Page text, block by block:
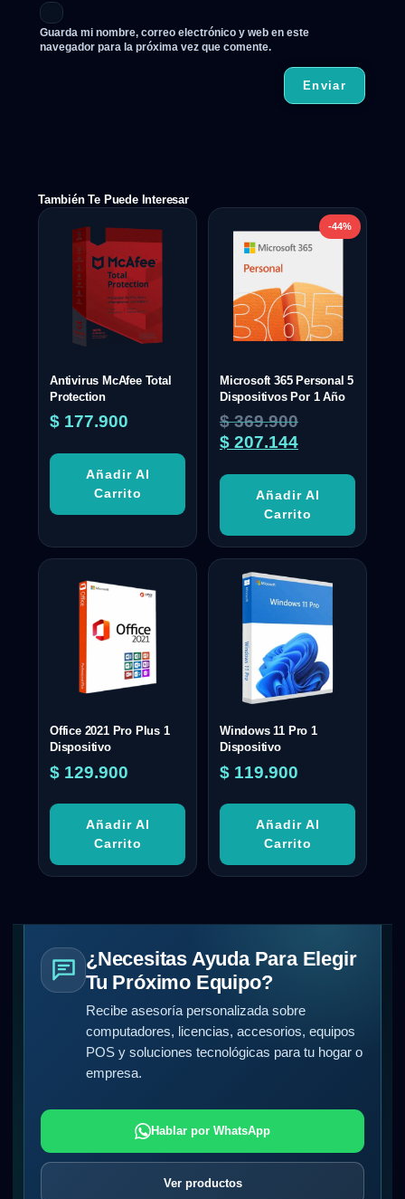
Guarda mi nombre, correo electrónico y web en este
navegador para la próxima vez que comente.
También Te Puede Interesar
Antivirus McAfee Total
Protection
$ 177.900
Añadir Al
Carrito
-44%
Microsoft 365 Personal 5
Dispositivos Por 1 Año
$369.900
$ 207.144
Añadir Al
Carrito
Office 2021 Pro Plus 1
Dispositivo
$ 129.900
Añadir Al
Carrito
Windows 11 Pro 1
Dispositivo
$ 119.900
Añadir Al
Carrito
¿Necesitas Ayuda Para Elegir
Tu Próximo Equipo?
Recibe asesoría personalizada sobre
computadores, licencias, accesorios, equipos
POS y soluciones tecnológicas para tu hogar o
empresa.
Hablar por WhatsApp
Ver productos